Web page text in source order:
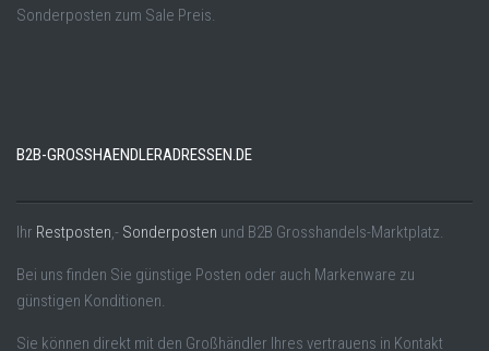
Sonderposten zum Sale Preis.
B2B-GROSSHAENDLERADRESSEN.DE
Ihr Restposten,- Sonderposten und B2B Grosshandels-Marktplatz.
Bei uns finden Sie günstige Posten oder auch Markenware zu
günstigen Konditionen.
Sie können direkt mit den Großhändler Ihres vertrauens in Kontakt